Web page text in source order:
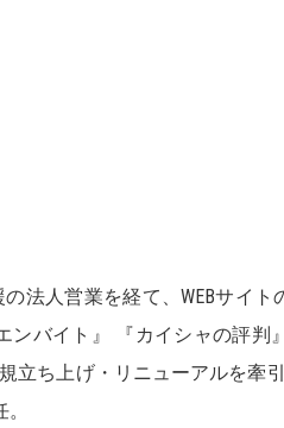
法人営業を経て、WEBサイ
イト』 『カイシャの評判』
立ち上げ・リニューアルを牽